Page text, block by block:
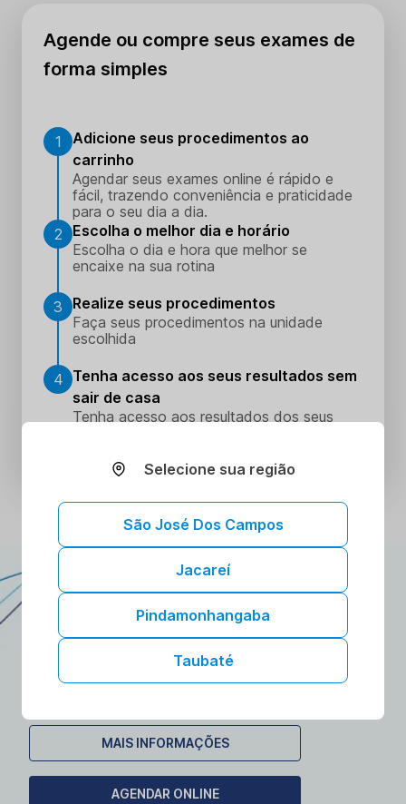
Agende ou compre seus exames de
forma simples
1
Adicione seus procedimentos ao
carrinho
Agendar seus exames online é rápido e
fácil, trazendo conveniência e praticidade
para o seu dia a dia.
2
Escolha o melhor dia e horário
Escolha o dia e hora que melhor se
encaixe na sua rotina
3
Realize seus procedimentos
Faça seus procedimentos na unidade
escolhida
4 Tenha acesso aos seus resultados sem
sair de casa
Tenha acesso aos resultados dos seus
ATENDIMENTO DOMICILIAR
A gente vai até você!
Toda a confiança e segurança dos nossos
laboratórios no conforto da sua casa.
MAIS INFORMAÇÕES
AGENDAR ONLINE
Selecione sua região
São José Dos Campos
Jacareí
Pindamonhangaba
Taubaté